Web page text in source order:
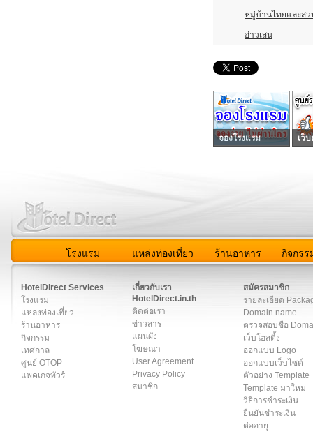
หมู่บ้านไทยและสว
อ่าวเสน
จองโรงแรม เว็
โรงแรม แหล่งท่องเที่ยว ร้านอาหาร กิจกรร
HotelDirect Services
โรงแรม
แหล่งท่องเที่ยว
ร้านอาหาร
กิจกรรม
เทศกาล
ศูนย์ OTOP
แพคเกจทัวร์
เกี่ยวกับเรา
HotelDirect.in.th
ติดต่อเรา
ข่าวสาร
แผนผัง
โฆษณา
User Agreement
Privacy Policy
สมาชิก
สมัครสมาชิก
รายละเอียด
Domain name
ตรวจสอบชื่อ
เว็บโฮสติ้ง
ออกแบบ Logo
ออกแบบเว็บไซต์
ตัวอย่าง Template
Template มาใหม่
วิธีการชำระเงิน
ยืนยันชำระเงิน
ต่ออายุ